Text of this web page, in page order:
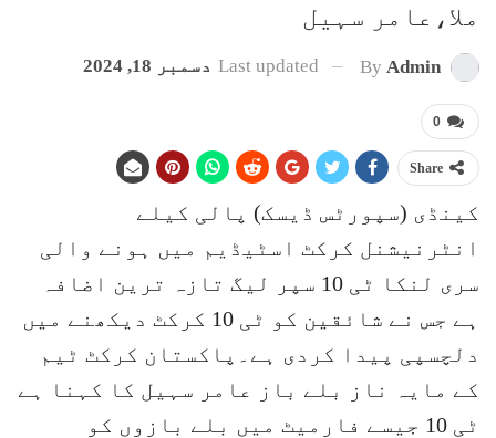
ملا،عامر سہیل
By Admin
Last updated دسمبر 18, 2024
0
Share
کینڈی (سپورٹس ڈیسک) پالی کیلے
انٹرنیشنل کرکٹ اسٹیڈیم میں ہونے والی
سری لنکا ٹی 10 سپر لیگ تازہ ترین اضافہ
ہے جس نے شائقین کو ٹی 10 کرکٹ دیکھنے میں
دلچسپی پیدا کردی ہے۔پاکستان کرکٹ ٹیم
کے مایہ ناز بلے باز عامر سہیل کا کہنا ہے
ٹی 10 جیسے فارمیٹ میں بلے بازوں کو